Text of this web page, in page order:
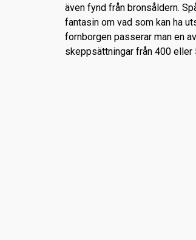
även fynd från bronsåldern.
fantasin om vad som kan ha
fornborgen passerar man en
skeppsättningar från 400 eller